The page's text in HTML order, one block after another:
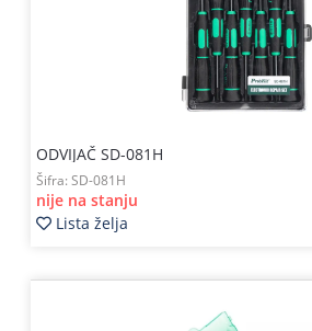
ODVIJAČ SD-081H
Šifra: SD-081H
nije na stanju
Lista želja